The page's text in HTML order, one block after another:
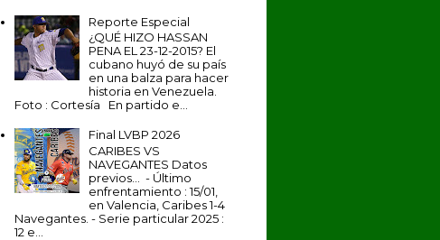
Reporte Especial
¿QUÉ HIZO HASSAN
PENA EL 23-12-2015? El
cubano huyó de su país
en una balza para hacer
historia en Venezuela.
Foto : Cortesía En partido e...
Final LVBP 2026
CARIBES VS
NAVEGANTES Datos
previos... - Último
enfrentamiento : 15/01,
en Valencia, Caribes 1-4
Navegantes. - Serie particular 2025 :
12 e...